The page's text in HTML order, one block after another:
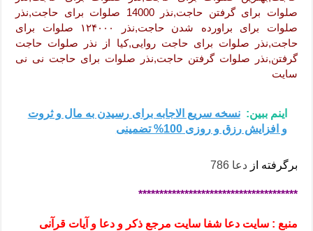
صلوات برای گرفتن حاجت,نذر 14000 صلوات برای حاجت,نذر
صلوات برای براورده شدن حاجت,نذر ۱۲۴۰۰۰ صلوات برای
حاجت,نذر صلوات برای حاجت روایی,کیا از نذر صلوات حاجت
گرفتن,نذر صلوات گرفتن حاجت,نذر صلوات برای حاجت نی نی
سایت
اینم ببین: نسخه سریع الاجابه برای رسیدن به مال و ثروت
و افزایش رزق و روزی 100% تضمینی
برگرفته ازدعا 786
**************************************
منبع : سایت دعا شفا سایت مرجع ذکر و دعا و آیات قرآنی